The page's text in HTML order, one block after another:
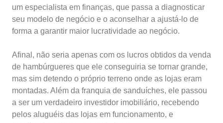
um especialista em finanças, que passa a diagnosticar
seu modelo de negócio e o aconselhar a ajustá-lo de
forma a garantir maior lucratividade ao negócio.
Afinal, não seria apenas com os lucros obtidos da venda
de hambúrgueres que ele conseguiria se tornar grande,
mas sim detendo o próprio terreno onde as lojas eram
montadas. Além da franquia de sanduíches, ele passou
a ser um verdadeiro investidor imobiliário, recebendo
pelos aluguéis das lojas em funcionamento, e